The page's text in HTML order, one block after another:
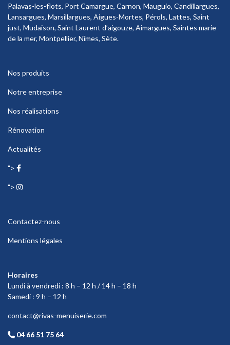
Palavas-les-flots, Port Camargue, Carnon, Mauguio, Candillargues,
Lansargues, Marsillargues, Aigues-Mortes, Pérols, Lattes, Saint
just, Mudaison, Saint Laurent d’aigouze, Aimargues, Saintes marie
de la mer, Montpellier, Nîmes, Sète.
Nos produits
Notre entreprise
Nos réalisations
Rénovation
Actualités
">
">
Contactez-nous
Mentions légales
Horaires
Lundi à vendredi : 8 h – 12 h / 14 h – 18 h
Samedi : 9 h – 12 h
contact@rivas-menuiserie.com
04 66 51 75 64